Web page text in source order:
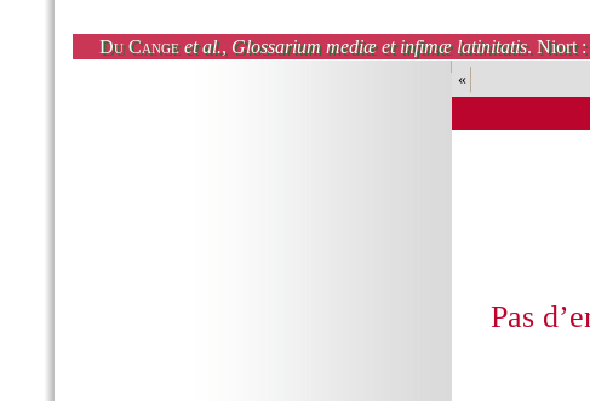
Du Cange et al., Glossarium mediæ et infimæ latinitatis. Niort :
«
Pas